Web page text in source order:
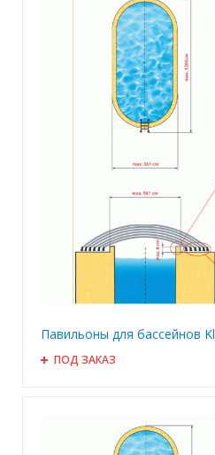
Павильоны для бассейнов
ПОД ЗАКАЗ